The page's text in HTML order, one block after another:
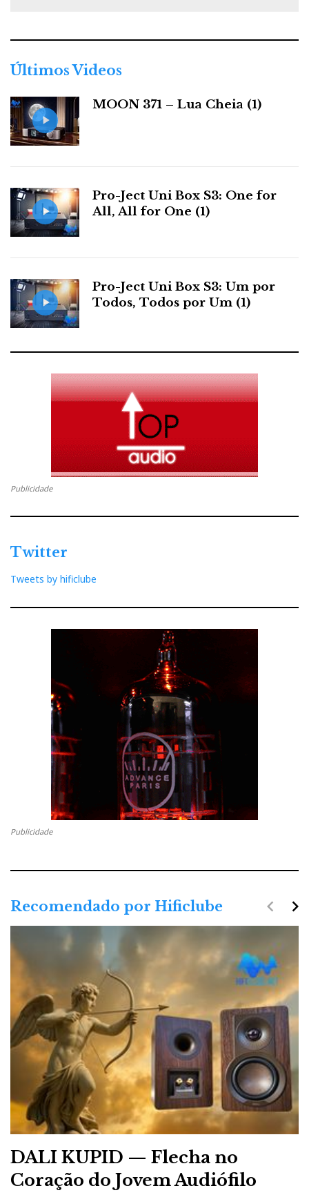
r
i
s
Últimos Videos
MOON 371 – Lua Cheia (1)
Pro-Ject Uni Box S3: One for
All, All for One (1)
Pro-Ject Uni Box S3: Um por
Todos, Todos por Um (1)
Publicidade
Twitter
Tweets by hificlube
Publicidade
Recomendado por Hificlube
DALI KUPID — Flecha no
Coração do Jovem Audiófilo
navigate_next
navigate_before